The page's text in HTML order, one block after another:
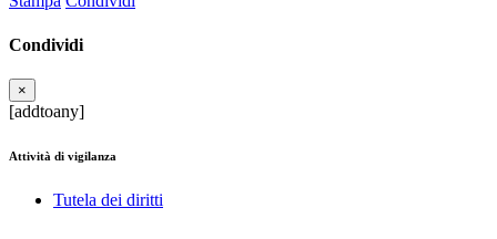
Condividi
×
[addtoany]
Attività di vigilanza
Tutela dei diritti